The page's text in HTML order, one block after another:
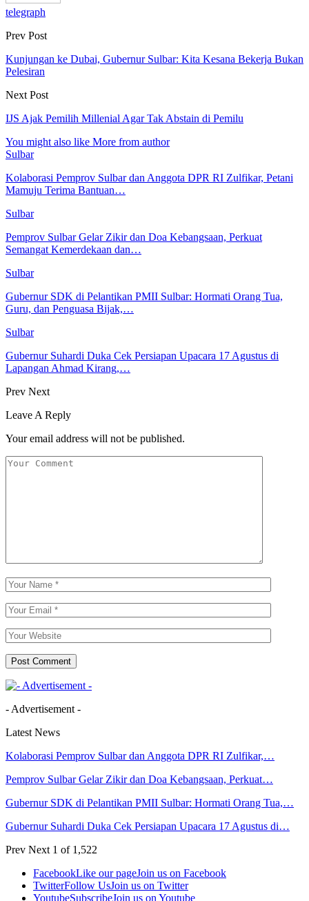
telegraph
Prev Post
Kunjungan ke Dubai, Gubernur Sulbar: Kita Kesana Bekerja Bukan
Pelesiran
Next Post
IJS Ajak Pemilih Millenial Agar Tak Abstain di Pemilu
You might also like More from author
Sulbar
Kolaborasi Pemprov Sulbar dan Anggota DPR RI Zulfikar, Petani
Mamuju Terima Bantuan…
Sulbar
Pemprov Sulbar Gelar Zikir dan Doa Kebangsaan, Perkuat
Semangat Kemerdekaan dan…
Sulbar
Gubernur SDK di Pelantikan PMII Sulbar: Hormati Orang Tua,
Guru, dan Penguasa Bijak,…
Sulbar
Gubernur Suhardi Duka Cek Persiapan Upacara 17 Agustus di
Lapangan Ahmad Kirang,…
Prev Next
Leave A Reply
Your email address will not be published.
- Advertisement -
Latest News
Kolaborasi Pemprov Sulbar dan Anggota DPR RI Zulfikar,…
Pemprov Sulbar Gelar Zikir dan Doa Kebangsaan, Perkuat…
Gubernur SDK di Pelantikan PMII Sulbar: Hormati Orang Tua,…
Gubernur Suhardi Duka Cek Persiapan Upacara 17 Agustus di…
Prev Next 1 of 1,522
FacebookLike our pageJoin us on Facebook
TwitterFollow UsJoin us on Twitter
YoutubeSubscribeJoin us on Youtube